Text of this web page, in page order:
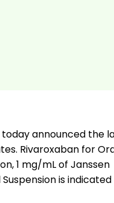
announced the
Rivaroxaban for
1 mg/mL of Janssen
is